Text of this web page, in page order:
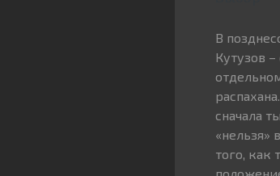
В
Кутузов
сначала
«нельзя»
того, как